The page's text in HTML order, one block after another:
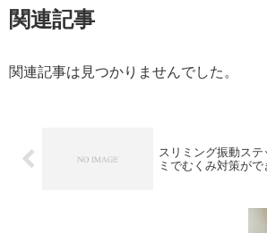
関連記事
関連記事は見つかりませんでした。
スリミング振動ス
ミでむくみ対策が